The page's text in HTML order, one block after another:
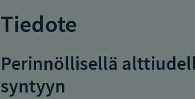
Tiedote
Perinnöllisellä
syntyyn